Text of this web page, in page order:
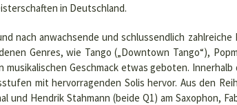
in Deutschland.
nach anwachsende und schlussendlich
Genres, wie Tango („Downtown Tango“),
musikalischen Geschmack etwas geboten.
mit hervorragenden Solis hervor. Aus den
und Hendrik Stahmann (beide Q1) am Saxophon,